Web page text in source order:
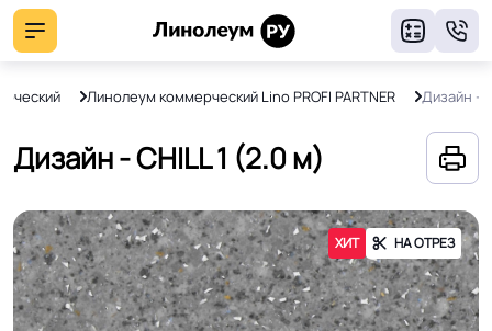
Линолеум коммерческий Lino PROFI PARTNER Дизайн -
Дизайн - CHILL 1 (2.0 м)
ХИТ НА ОТРЕЗ